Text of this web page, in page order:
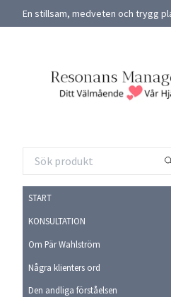
En stillsam, medveten och trygg
START
KONSULTATION
Om Pär Wahlström
Några klienters ord
Den andliga förståelsen